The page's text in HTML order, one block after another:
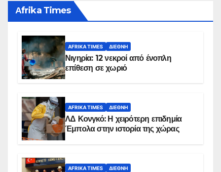
Αfrika Times
AFRIKA TIMES ΔΙΕΘΝΉ
Νιγηρία: 12 νεκροί από ένοπλη
επίθεση σε χωριό
AFRIKA TIMES ΔΙΕΘΝΉ
ΛΔ Κονγκό: Η χειρότερη επιδημία
Έμπολα στην ιστορία της χώρας
AFRIKA TIMES ΔΙΕΘΝΉ